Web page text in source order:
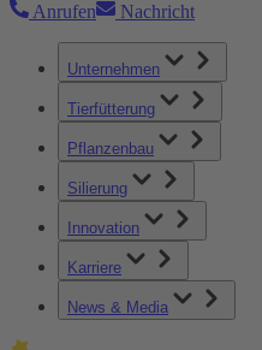
Anrufen Nachricht
Unternehmen
Tierfütterung
Pflanzenbau
Silierung
Innovation
Karriere
News & Media